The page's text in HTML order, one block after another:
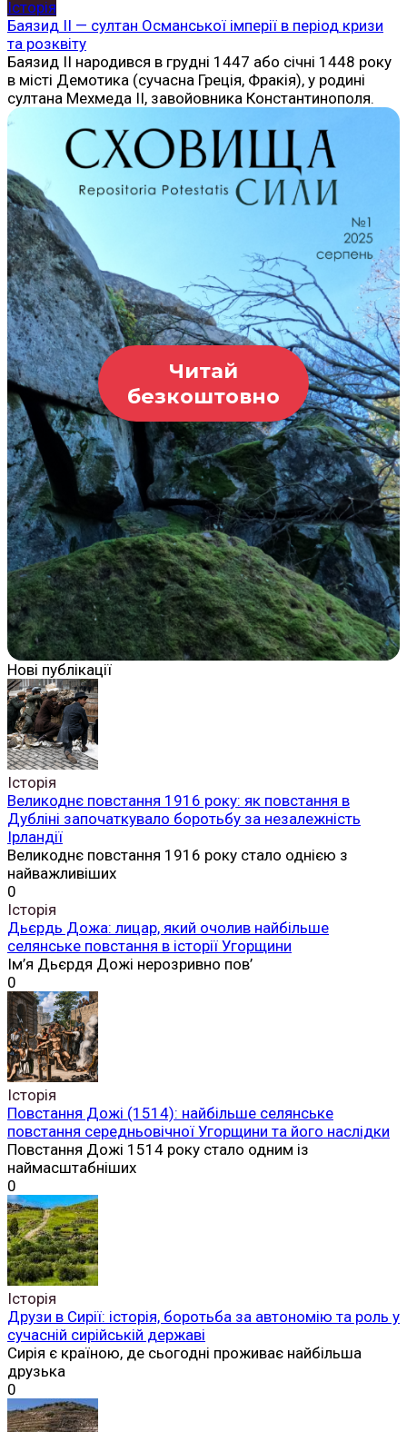
Історія
Баязид II — султан Османської імперії в період кризи
та розквіту
Баязид II народився в грудні 1447 або січні 1448 року
в місті Демотика (сучасна Греція, Фракія), у родині
султана Мехмеда II, завойовника Константинополя.
Читай
безкоштовно
Нові публікації
Історія
Великоднє повстання 1916 року: як повстання в
Дубліні започаткувало боротьбу за незалежність
Ірландії
Великоднє повстання 1916 року стало однією з
найважливіших
0
Історія
Дьєрдь Дожа: лицар, який очолив найбільше
селянське повстання в історії Угорщини
Ім’я Дьєрдя Дожі нерозривно пов’
0
Історія
Повстання Дожі (1514): найбільше селянське
повстання середньовічної Угорщини та його наслідки
Повстання Дожі 1514 року стало одним із
наймасштабніших
0
Історія
Друзи в Сирії: історія, боротьба за автономію та роль у
сучасній сирійській державі
Сирія є країною, де сьогодні проживає найбільша
друзька
0